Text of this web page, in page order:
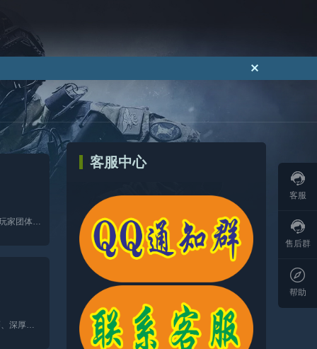
获得永劫无间游戏中的高级段位标识，就如同拥有了进入游戏世界的“VIP通行证”，这不仅彰显了玩家卓越的操作技巧、深厚的游戏经验，还体现了其对游戏内涵的深刻领悟。以下...
客服中心
客服
售后群
帮助